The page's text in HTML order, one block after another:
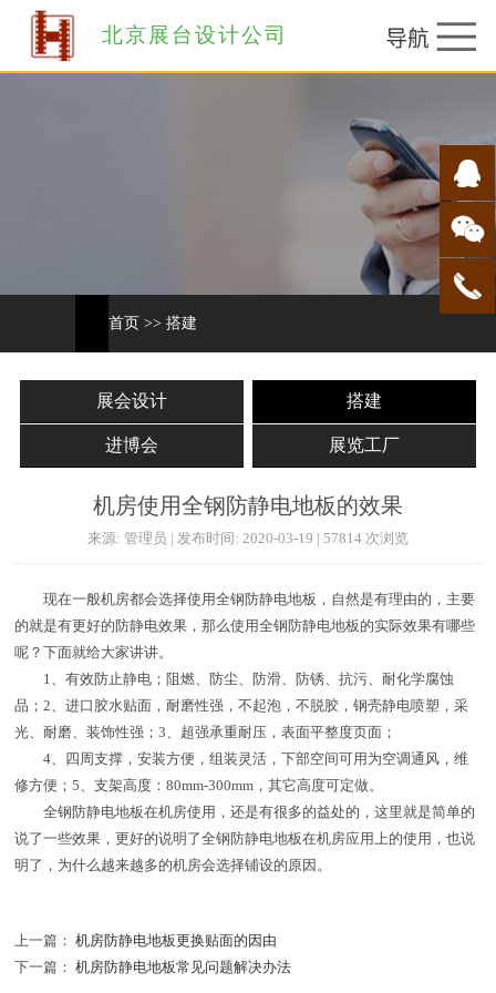
北京展台设计公司
首页 >> 搭建
展会设计 搭建
进博会 展览工厂
机房使用全钢防静电地板的效果
来源: 管理员 | 发布时间: 2020-03-19 | 57814 次浏览
现在一般机房都会选择使用全钢防静电地板，自然是有理由的，主要
的就是有更好的防静电效果，那么使用全钢防静电地板的实际效果有哪些
呢？下面就给大家讲讲。
1、有效防止静电；阻燃、防尘、防滑、防锈、抗污、耐化学腐蚀
品；2、进口胶水贴面，耐磨性强，不起泡，不脱胶，钢壳静电喷塑，采
光、耐磨、装饰性强；3、超强承重耐压，表面平整度页面；
4、四周支撑，安装方便，组装灵活，下部空间可用为空调通风，维
修方便；5、支架高度：80mm-300mm，其它高度可定做。
全钢防静电地板在机房使用，还是有很多的益处的，这里就是简单的
说了一些效果，更好的说明了全钢防静电地板在机房应用上的使用，也说
明了，为什么越来越多的机房会选择铺设的原因。
上一篇： 机房防静电地板更换贴面的因由
下一篇： 机房防静电地板常见问题解决办法